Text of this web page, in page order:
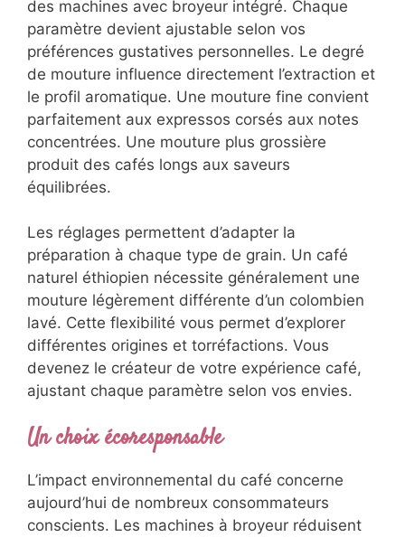
des machines avec broyeur intégré. Chaque
paramètre devient ajustable selon vos
préférences gustatives personnelles. Le degré
de mouture influence directement l’extraction et
le profil aromatique. Une mouture fine convient
parfaitement aux expressos corsés aux notes
concentrées. Une mouture plus grossière
produit des cafés longs aux saveurs
équilibrées.
Les réglages permettent d’adapter la
préparation à chaque type de grain. Un café
naturel éthiopien nécessite généralement une
mouture légèrement différente d’un colombien
lavé. Cette flexibilité vous permet d’explorer
différentes origines et torréfactions. Vous
devenez le créateur de votre expérience café,
ajustant chaque paramètre selon vos envies.
Un choix écoresponsable
L’impact environnemental du café concerne
aujourd’hui de nombreux consommateurs
conscients. Les machines à broyeur réduisent